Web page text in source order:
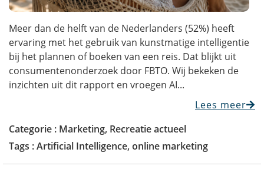
Meer dan de helft van de Nederlanders (52%) heeft
ervaring met het gebruik van kunstmatige intelligentie
bij het plannen of boeken van een reis. Dat blijkt uit
consumentenonderzoek door FBTO. Wij bekeken de
inzichten uit dit rapport en vroegen AI...
Lees meer
Categorie : Marketing, Recreatie actueel
Tags :Artificial Intelligence, online marketing